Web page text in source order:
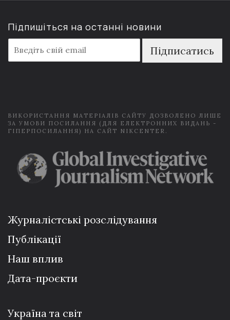
Підпишіться на останні новини
m
a
Підписатись
ВИКОРИСТАННЯ МАТЕРІАЛІВ САЙТУ ДОЗВОЛЕНО ЛИШЕ
ЗА УМОВИ ПОСИЛАННЯ (ДЛЯ ЕЛЕКТРОННИХ ВИДАНЬ -
ГІПЕРПОСИЛАННЯ) НА САЙТ NIKCENTER.
Журналістські розслідування
Публікації
Наш вплив
Дата-проєкти
Україна та світ